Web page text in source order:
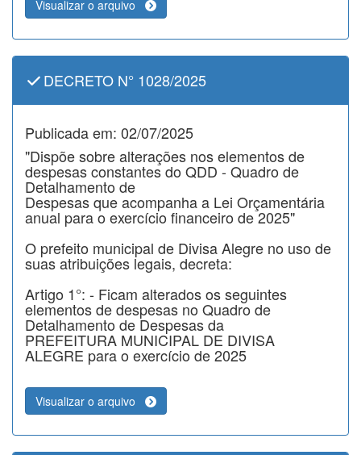
Visualizar o arquivo
DECRETO N° 1028/2025
Publicada em: 02/07/2025
"Dispõe sobre alterações nos elementos de
despesas constantes do QDD - Quadro de
Detalhamento de
Despesas que acompanha a Lei Orçamentária
anual para o exercício financeiro de 2025"
O prefeito municipal de Divisa Alegre no uso de
suas atribuições legais, decreta:
Artigo 1°: - Ficam alterados os seguintes
elementos de despesas no Quadro de
Detalhamento de Despesas da
PREFEITURA MUNICIPAL DE DIVISA
ALEGRE para o exercício de 2025
Visualizar o arquivo